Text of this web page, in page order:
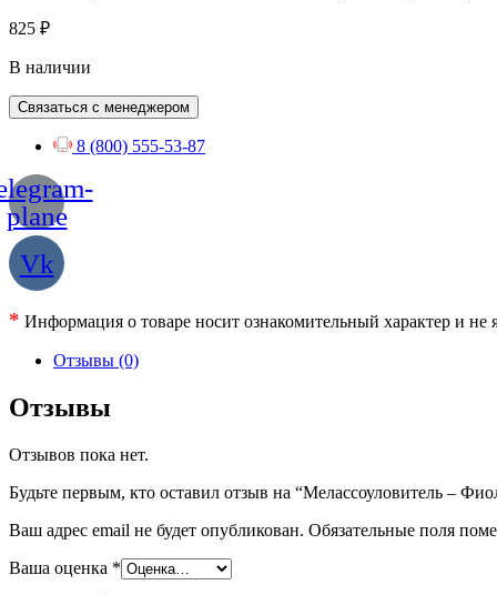
825 ₽
В наличии
Связаться с менеджером
8 (800) 555-53-87
plane
Vk
* Информация о товаре носит ознакомительный характер и не
Отзывы (0)
Отзывы
Отзывов пока нет.
Будьте первым, кто оставил отзыв на “Мелассоуловитель –
Ваш адрес email не будет опубликован. Обязательные поля
Ваша оценка *